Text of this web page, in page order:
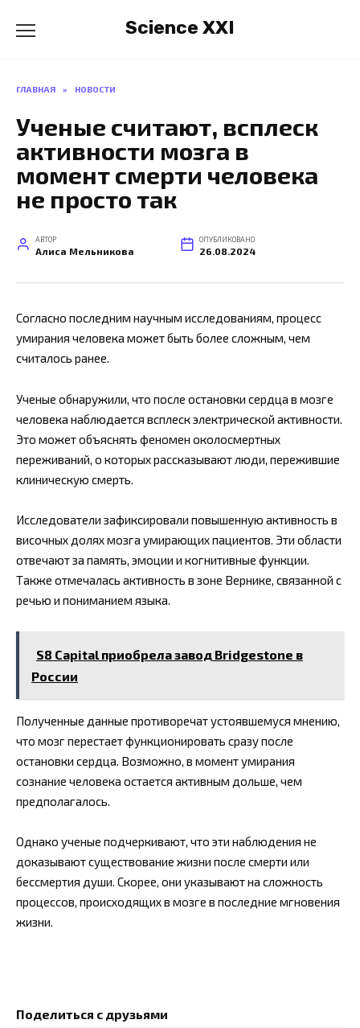
содержанию
Science XXI
ГЛАВНАЯ » НОВОСТИ
Ученые считают, всплеск
активности мозга в
момент смерти человека
не просто так
АВТОР
Алиса Мельникова
ОПУБЛИКОВАНО
26.08.2024
Согласно последним научным исследованиям, процесс
умирания человека может быть более сложным, чем
считалось ранее.
Ученые обнаружили, что после остановки сердца в мозге
человека наблюдается всплеск электрической активности.
Это может объяснять феномен околосмертных
переживаний, о которых рассказывают люди, пережившие
клиническую смерть.
Исследователи зафиксировали повышенную активность в
височных долях мозга умирающих пациентов. Эти области
отвечают за память, эмоции и когнитивные функции.
Также отмечалась активность в зоне Вернике, связанной с
речью и пониманием языка.
S8 Capital приобрела завод Bridgestone в
России
Полученные данные противоречат устоявшемуся мнению,
что мозг перестает функционировать сразу после
остановки сердца. Возможно, в момент умирания
сознание человека остается активным дольше, чем
предполагалось.
Однако ученые подчеркивают, что эти наблюдения не
доказывают существование жизни после смерти или
бессмертия души. Скорее, они указывают на сложность
процессов, происходящих в мозге в последние мгновения
жизни.
Поделиться с друзьями